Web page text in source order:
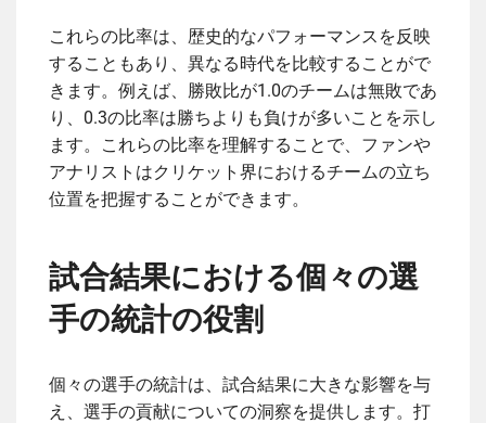
これらの比率は、歴史的なパフォーマンスを反映
することもあり、異なる時代を比較することがで
きます。例えば、勝敗比が1.0のチームは無敗であ
り、0.3の比率は勝ちよりも負けが多いことを示し
ます。これらの比率を理解することで、ファンや
アナリストはクリケット界におけるチームの立ち
位置を把握することができます。
試合結果における個々の選
手の統計の役割
個々の選手の統計は、試合結果に大きな影響を与
え、選手の貢献についての洞察を提供します。打